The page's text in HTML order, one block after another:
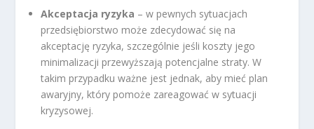
Akceptacja ryzyka – w pewnych sytuacjach
przedsiębiorstwo może zdecydować się na
akceptację ryzyka, szczególnie jeśli koszty jego
minimalizacji przewyższają potencjalne straty. W
takim przypadku ważne jest jednak, aby mieć plan
awaryjny, który pomoże zareagować w sytuacji
kryzysowej.